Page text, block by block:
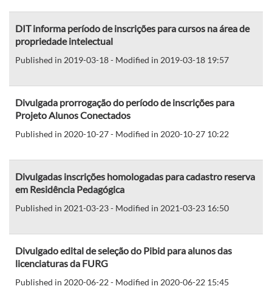
DIT informa período de inscrições para cursos na área de
propriedade intelectual
Published in 2019-03-18 - Modified in 2019-03-18 19:57
Divulgada prorrogação do período de inscrições para
Projeto Alunos Conectados
Published in 2020-10-27 - Modified in 2020-10-27 10:22
Divulgadas inscrições homologadas para cadastro reserva
em Residência Pedagógica
Published in 2021-03-23 - Modified in 2021-03-23 16:50
Divulgado edital de seleção do Pibid para alunos das
licenciaturas da FURG
Published in 2020-06-22 - Modified in 2020-06-22 15:45